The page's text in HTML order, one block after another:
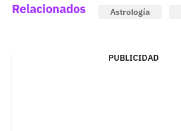
Relacionados Astrología
PUBLICIDAD